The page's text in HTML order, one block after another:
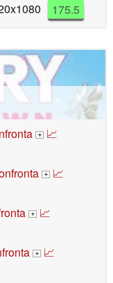
175.5
+ 📈
+ 📈
+ 📈
+ 📈